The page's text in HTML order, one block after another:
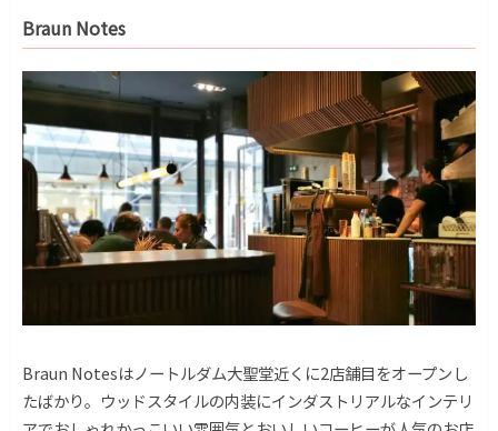
Braun Notes
Braun Notesはノートルダム大聖堂近くに2店舗目をオープンし
たばかり。ウッドスタイルの内装にインダストリアルなインテリ